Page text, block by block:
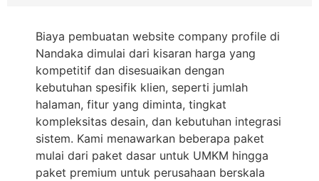
Biaya pembuatan website company profile di
Nandaka dimulai dari kisaran harga yang
kompetitif dan disesuaikan dengan
kebutuhan spesifik klien, seperti jumlah
halaman, fitur yang diminta, tingkat
kompleksitas desain, dan kebutuhan integrasi
sistem. Kami menawarkan beberapa paket
mulai dari paket dasar untuk UMKM hingga
paket premium untuk perusahaan berskala